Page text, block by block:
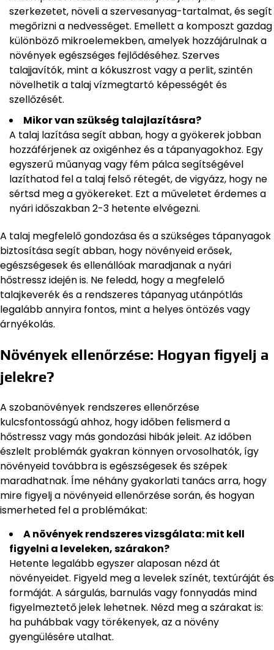
szerkezetet, növeli a szervesanyag-tartalmat, és segít
megőrizni a nedvességet. Emellett a komposzt gazdag
különböző mikroelemekben, amelyek hozzájárulnak a
növények egészséges fejlődéséhez. Szerves
talajjavítók, mint a kókuszrost vagy a perlit, szintén
növelhetik a talaj vízmegtartó képességét és
szellőzését.
Mikor van szükség talajlazításra?
A talaj lazítása segít abban, hogy a gyökerek jobban
hozzáférjenek az oxigénhez és a tápanyagokhoz. Egy
egyszerű műanyag vagy fém pálca segítségével
lazíthatod fel a talaj felső rétegét, de vigyázz, hogy ne
sértsd meg a gyökereket. Ezt a műveletet érdemes a
nyári időszakban 2-3 hetente elvégezni.
A talaj megfelelő gondozása és a szükséges tápanyagok
biztosítása segít abban, hogy növényeid erősek,
egészségesek és ellenállóak maradjanak a nyári
hőstressz idején is. Ne feledd, hogy a megfelelő
talajkeverék és a rendszeres tápanyag utánpótlás
legalább annyira fontos, mint a helyes öntözés vagy
árnyékolás.
Növények ellenőrzése: Hogyan figyelj a
jelekre?
A szobanövények rendszeres ellenőrzése
kulcsfontosságú ahhoz, hogy időben felismerd a
hőstressz vagy más gondozási hibák jeleit. Az időben
észlelt problémák gyakran könnyen orvosolhatók, így
növényeid továbbra is egészségesek és szépek
maradhatnak. Íme néhány gyakorlati tanács arra, hogy
mire figyelj a növényeid ellenőrzése során, és hogyan
ismerheted fel a problémákat:
A növények rendszeres vizsgálata: mit kell
figyelni a leveleken, szárakon?
Hetente legalább egyszer alaposan nézd át
növényeidet. Figyeld meg a levelek színét, textúráját és
formáját. A sárgulás, barnulás vagy fonnyadás mind
figyelmeztető jelek lehetnek. Nézd meg a szárakat is:
ha puhábbak vagy törékenyek, az a növény
gyengülésére utalhat.